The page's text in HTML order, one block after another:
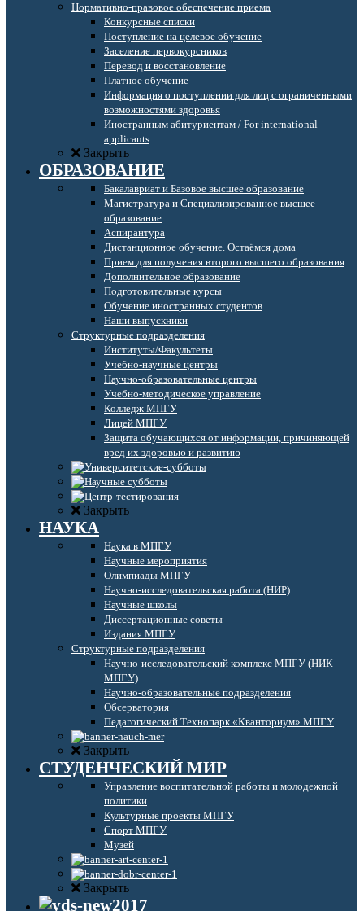
Нормативно-правовое обеспечение приема
Конкурсные списки
Поступление на целевое обучение
Заселение первокурсников
Перевод и восстановление
Платное обучение
Информация о поступлении для лиц с ограниченными
возможностями здоровья
Иностранным абитуриентам / For international
applicants
Закрыть
ОБРАЗОВАНИЕ
Бакалавриат и Базовое высшее образование
Магистратура и Специализированное высшее
образование
Аспирантура
Дистанционное обучение. Остаёмся дома
Прием для получения второго высшего образования
Дополнительное образование
Подготовительные курсы
Обучение иностранных студентов
Наши выпускники
Структурные подразделения
Институты/Факультеты
Учебно-научные центры
Научно-образовательные центры
Учебно-методическое управление
Колледж МПГУ
Лицей МПГУ
Защита обучающихся от информации, причиняющей
вред их здоровью и развитию
Закрыть
НАУКА
Наука в МПГУ
Научные мероприятия
Олимпиады МПГУ
Научно-исследовательская работа (НИР)
Научные школы
Диссертационные советы
Издания МПГУ
Структурные подразделения
Научно-исследовательский комплекс МПГУ (НИК
МПГУ)
Научно-образовательные подразделения
Обсерватория
Педагогический Технопарк «Кванториум» МПГУ
Закрыть
СТУДЕНЧЕСКИЙ МИР
Управление воспитательной работы и молодежной
политики
Культурные проекты МПГУ
Спорт МПГУ
Музей
Закрыть